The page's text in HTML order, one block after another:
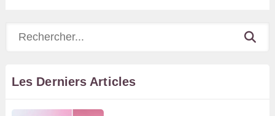
Les Derniers Articles